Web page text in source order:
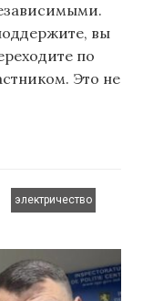
вы
по
Это не
электричество